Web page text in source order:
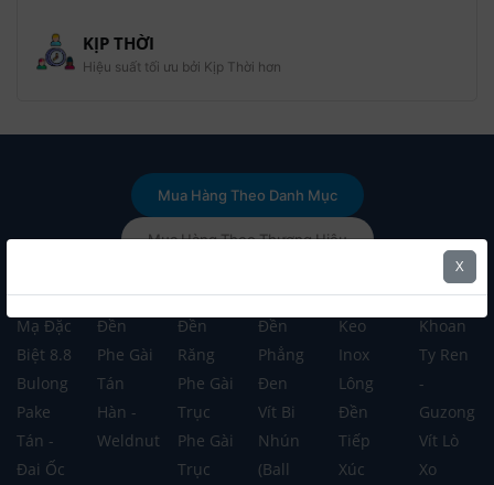
KỊP THỜI
Hiệu suất tối ưu bởi Kịp Thời hơn
Mua Hàng Theo Danh Mục
Mua Hàng Theo Thương Hiệu
Bulong
Mạ Đặc
Biệt 8.8
Bulong
Pake
Tán -
Đai Ốc
Lông
Đền
Phe Gài
Tán
Hàn -
Weldnut
Lông
Đền
Răng
Phe Gài
Trục
Phe Gài
Trục
Lông
Đền
Phẳng
Đen
Vít Bi
Nhún
(Ball
Tán
Keo
Inox
Lông
Đền
Tiếp
Xúc
Vít Tự
Khoan
Ty Ren
-
Guzong
Vít Lò
Xo
X